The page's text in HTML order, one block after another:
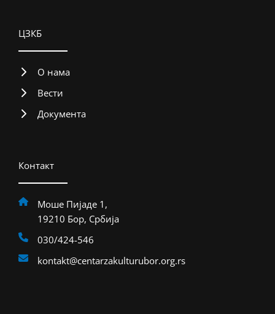
ЦЗКБ
О нама
Вести
Документа
Контакт
Моше Пијаде 1,
19210 Бор, Србија
030/424-546
kontakt@centarzakulturubor.org.rs